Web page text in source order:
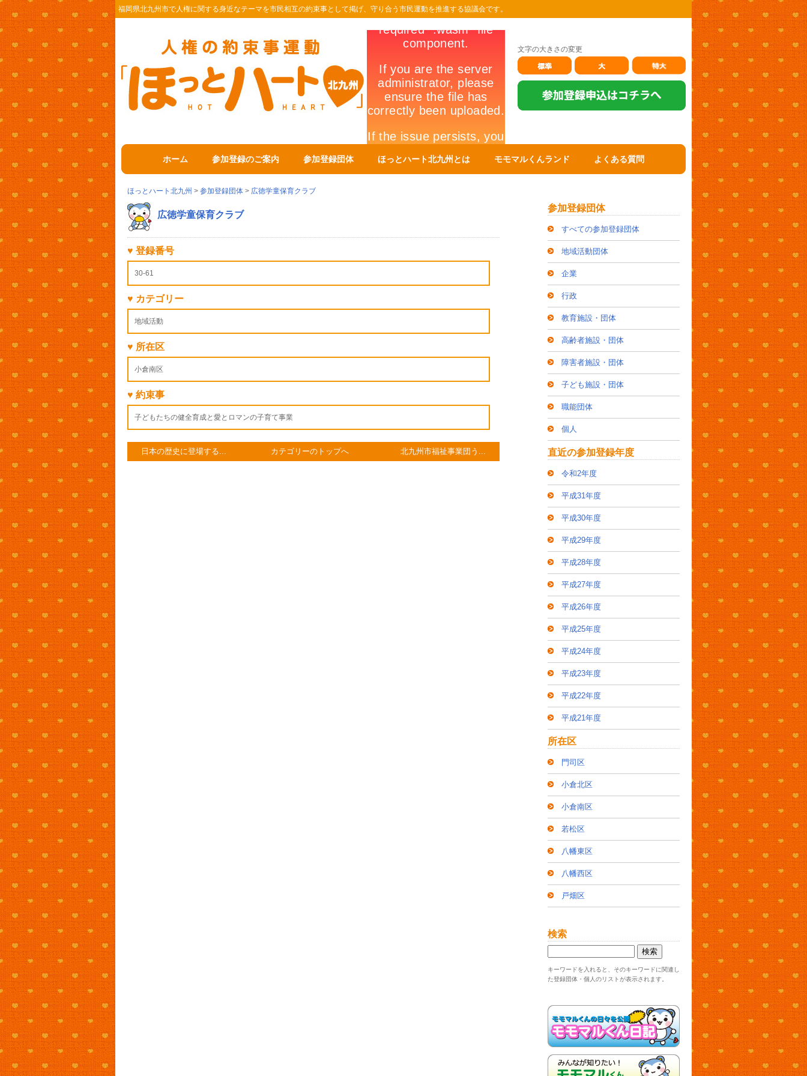
福岡県北九州市で人権に関する身近なテーマを市民相互の約束事として掲げ、守り合う市民運動を推進する協議会です。
文字の大きさの変更
ホーム 参加登録のご案内 参加登録団体 ほっとハート北九州とは モモマルくんランド よくある質問
ほっとハート北九州 > 参加登録団体 > 広徳学童保育クラブ
広徳学童保育クラブ
♥ 登録番号
30-61
♥ カテゴリー
地域活動
♥ 所在区
小倉南区
♥ 約束事
子どもたちの健全育成と愛とロマンの子育て事業
日本の歴史に登場する... カテゴリーのトップへ 北九州市福祉事業団う...
参加登録団体
すべての参加登録団体
地域活動団体
企業
行政
教育施設・団体
高齢者施設・団体
障害者施設・団体
子ども施設・団体
職能団体
個人
直近の参加登録年度
令和2年度
平成31年度
平成30年度
平成29年度
平成28年度
平成27年度
平成26年度
平成25年度
平成24年度
平成23年度
平成22年度
平成21年度
所在区
門司区
小倉北区
小倉南区
若松区
八幡東区
八幡西区
戸畑区
検索
キーワードを入れると、そのキーワードに関連し
た登録団体・個人のリストが表示されます。